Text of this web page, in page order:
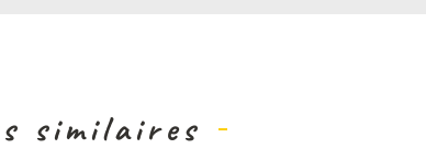
similaires